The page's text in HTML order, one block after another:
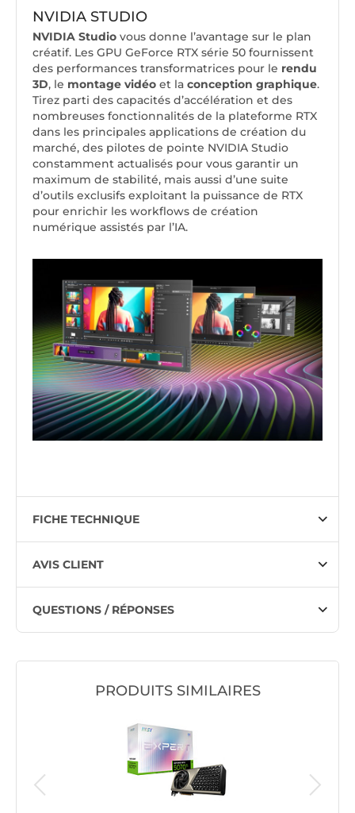
NVIDIA STUDIO
NVIDIA Studio vous donne l’avantage sur le plan
créatif. Les GPU GeForce RTX série 50 fournissent
des performances transformatrices pour le rendu
3D, le montage vidéo et la conception graphique.
Tirez parti des capacités d’accélération et des
nombreuses fonctionnalités de la plateforme RTX
dans les principales applications de création du
marché, des pilotes de pointe NVIDIA Studio
constamment actualisés pour vous garantir un
maximum de stabilité, mais aussi d’une suite
d’outils exclusifs exploitant la puissance de RTX
pour enrichir les workflows de création
numérique assistés par l’IA.
FICHE TECHNIQUE
AVIS CLIENT
QUESTIONS / RÉPONSES
PRODUITS SIMILAIRES